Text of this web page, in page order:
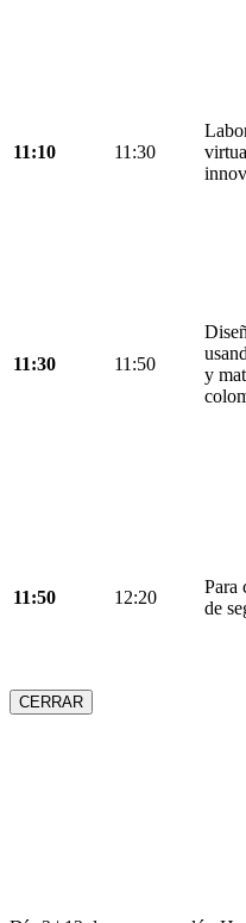
11:10 11:30
11:30 11:50
y
11:50 12:20
Para
de
CERRAR